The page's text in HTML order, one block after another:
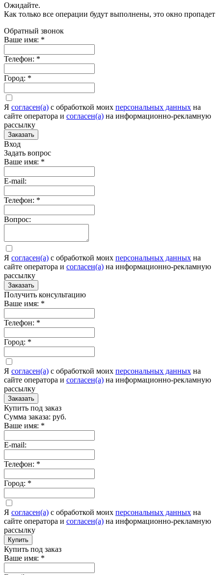
Ожидайте.
Как только все операции будут выполнены, это окно пропадет
Обратный звонок
Ваше имя: *
Телефон: *
Город: *
Я согласен(а) c обработкой моих персональных данных на
сайте оператора и согласен(а) на информационно-рекламную
рассылку
Заказать
Вход
Задать вопрос
Ваше имя: *
E-mail:
Телефон: *
Вопрос:
Я согласен(а) c обработкой моих персональных данных на
сайте оператора и согласен(а) на информационно-рекламную
рассылку
Заказать
Получить консультацию
Ваше имя: *
Телефон: *
Город: *
Я согласен(а) c обработкой моих персональных данных на
сайте оператора и согласен(а) на информационно-рекламную
рассылку
Заказать
Купить под заказ
Сумма заказа: руб.
Ваше имя: *
E-mail:
Телефон: *
Город: *
Я согласен(а) c обработкой моих персональных данных на
сайте оператора и согласен(а) на информационно-рекламную
рассылку
Купить
Купить под заказ
Ваше имя: *